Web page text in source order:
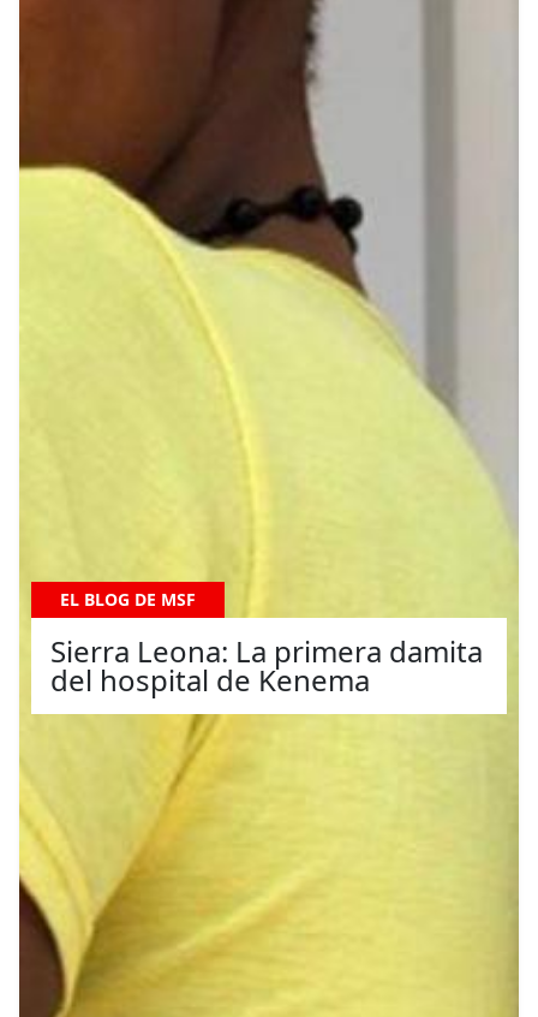
EL BLOG DE MSF
Sierra Leona: La primera damita
del hospital de Kenema